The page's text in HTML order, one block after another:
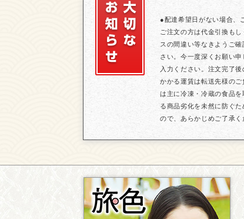
●配達希望日がない場合、
ご注文の方は代金引換も
スの間違い等なきようご
さい。今一度深くお願い
入力ください。注文完了
かかる運賃は転送先様の
は主に冷凍・冷蔵の食品
る商品劣化を未然に防ぐ
ので、あらかじめご了承